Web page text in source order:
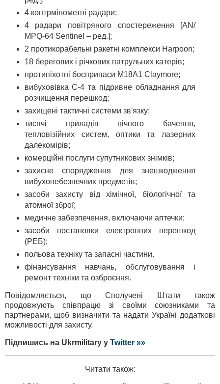
4 контрмінометні радари;
4 радари повітряного спостереження [AN/
МPQ-64 Sentinel – ред.];
2 протикорабельні ракетні комплекси Harpoon;
18 берегових і річкових патрульних катерів;
протипіхотні боєприпаси M18A1 Claymore;
вибуховівка С-4 та підривне обладнання для
розчищення перешкод;
захищені тактичні системи зв'язку;
тисячі приладів нічного бачення,
тепловізійних систем, оптики та лазерних
далекомірів;
комерційні послуги супутникових знімків;
захисне спорядження для знешкодження
вибухонебезпечних предметів;
засоби захисту від хімічної, біологічної та
атомної зброї;
медичне забезпечення, включаючи аптечки;
засоби постановки електронних перешкод
(РЕБ);
польова техніку та запасні частини.
фінансування навчань, обслуговування і
ремонт техніки та озброєння.
Повідомляється, що Сполучені Штати також
продовжують співпрацю зі своїми союзниками та
партнерами, щоб визначити та надати Україні додаткові
можливості для захисту.
Підпишись на Ukrmilitary у Twitter »»
Читати також: